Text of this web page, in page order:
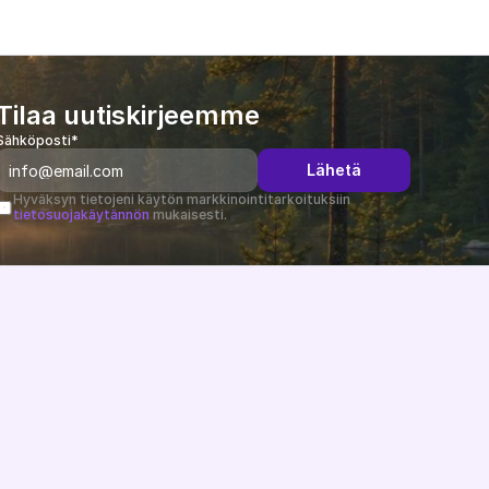
uutiskirjeemme
Lähetä
Hyväksyn tietojeni käytön markkinointitarkoituksiin
tietosuojakäytännön mukaisesti.